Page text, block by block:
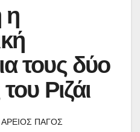
η
τους δύο
Ριζάι
ΑΡΕΙΟΣ ΠΑΓΟΣ